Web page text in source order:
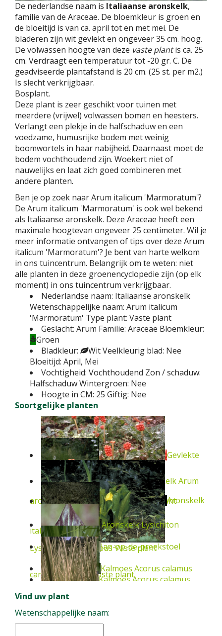
De nederlandse naam is Italiaanse aronskelk,
familie van de Araceae. De bloemkleur is groen en
de bloeitijd is van ca. april tot en met mei. De
bladeren zijn wit gevlekt en ongeveer 35 cm. hoog.
De volwassen hoogte van deze vaste plantis ca. 25
cm. Verdraagt een temperatuur tot -20 gr. C. De
geadviseerde plantafstand is 20 cm. (25 st. per m2.)
Is slecht verkrijgbaar.
Bosplant.
Deze plant is zeer geschikt voor tuinen met
meerdere (vrijwel) volwassen bomen en heesters.
Verlangt een plekje in de halfschaduw en een
voedzame, humusrijke bodem met weinig
boomwortels in haar nabijheid. Daarnaast moet de
bodem vochthoudend zijn. Woekert niet of
nauwelijks en laat zich goed combineren met
andere planten.
Ben je op zoek naar Arum italicum 'Marmoratum'?
De Arum italicum 'Marmoratum' is ook wel bekend
als Italiaanse aronskelk. Deze Araceae heeft een
maximale hoogtevan ongeveer 25 centimeter. Wil je
meer informatie ontvangen of tips over deze Arum
italicum 'Marmoratum'? Je bent van harte welkom
in ons tuincentrum. Belangrijk om te weten: niet
alle planten in deze groenencyclopedie zijn (op elk
moment) in ons tuincentrum verkrijgbaar.
Nederlandse naam: Italiaanse aronskelk
Wetenschappelijke naam: Arum italicum
'Marmoratum' Type plant: Vaste plant
Geslacht: Arum Familie: Araceae Bloemkleur:
Groen
Bladkleur:
WitVeelkleurig blad: Nee
Bloeitijd: April, Mei
Vochtigheid: Vochthoudend Zon / schaduw:
HalfschaduwWintergroen: Nee
Hoogte in CM: 25 Giftig: Nee
Soortgelijke planten
Gevlekte
aronskelkArum maculatumVaste plant
Italiaanse aronskelkArum
italicum Vaste plant
Aronskelk
Lysichiton americanus Vaste plant
AronskelkLysichiton
camtschatcensisVaste plant
Jan-op-de-preekstoel
Arisaema triphyllum
Kalmoes Acorus calamus
Vaste plant
KalmoesAcorus calamus
Vind uw plant
Wetenschappelijke naam: